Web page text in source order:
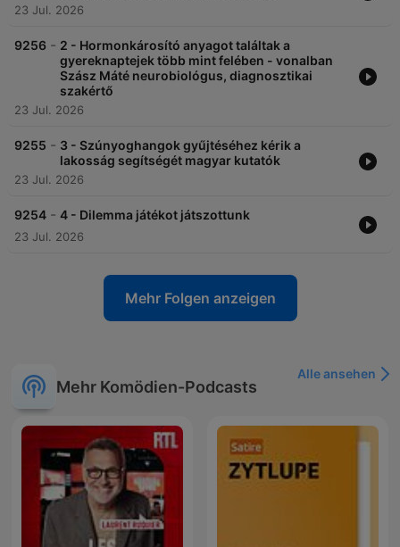
23 Jul. 2026
9256 - 2 - Hormonkárosító anyagot találtak a
gyereknaptejek több mint felében - vonalban
Szász Máté neurobiológus, diagnosztikai
szakértő
23 Jul. 2026
9255 - 3 - Szúnyoghangok gyűjtéséhez kérik a
lakosság segítségét magyar kutatók
23 Jul. 2026
9254 - 4 - Dilemma játékot játszottunk
23 Jul. 2026
Mehr Folgen anzeigen
Mehr Komödien-Podcasts
Alle ansehen